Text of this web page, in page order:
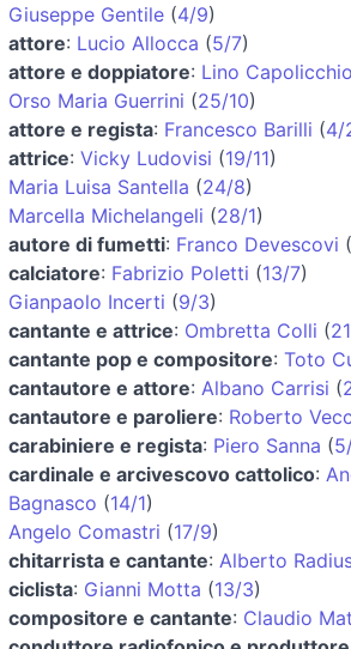
Giuseppe Gentile (4/9)
attore: Lucio Allocca (5/7)
attore e doppiatore: Lino Capolicchio
Orso Maria Guerrini (25/10)
attore e regista: Francesco Barilli (4/
attrice: Vicky Ludovisi (19/11)
Maria Luisa Santella (24/8)
Marcella Michelangeli (28/1)
autore di fumetti: Franco Devescovi (
calciatore: Fabrizio Poletti (13/7)
Gianpaolo Incerti (9/3)
cantante e attrice: Ombretta Colli (
cantante pop e compositore: Toto
cantautore e attore: Albano Carrisi (
cantautore e paroliere: Roberto
carabiniere e regista: Piero Sanna (
cardinale e arcivescovo cattolico:
Bagnasco (14/1)
Angelo Comastri (17/9)
chitarrista e cantante: Alberto
ciclista: Gianni Motta (13/3)
compositore e cantante: Claudio